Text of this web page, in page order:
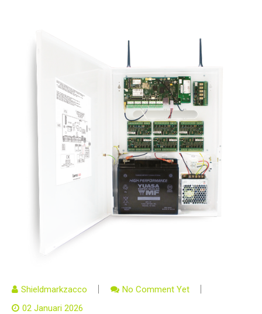
Shieldmarkzacco
No Comment Yet
02 Januari 2026